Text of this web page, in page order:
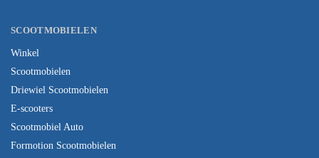
SCOOTMOBIELEN
Winkel
Scootmobielen
Driewiel Scootmobielen
E-scooters
Scootmobiel Auto
Formotion Scootmobielen